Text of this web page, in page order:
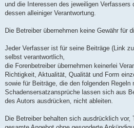
und die Interessen des jeweiligen Verfassers
dessen alleiniger Verantwortung.
Die Betreiber übernehmen keine Gewähr für
Jeder Verfasser ist für seine Beiträge (Link
selbst verantwortlich,
die Forenbetreiber übernehmen keinerlei
Richtigkeit, Aktualität, Qualität und Form
sowie für Beiträge, die den folgenden Regeln
Schadensersatzansprüche lassen sich aus
des Autors ausdrücken, nicht ableiten.
Die Betreiber behalten sich ausdrücklich vor,